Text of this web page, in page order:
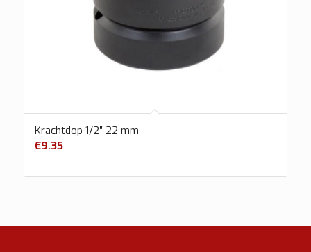
Krachtdop 1/2″ 22 mm
€9.35